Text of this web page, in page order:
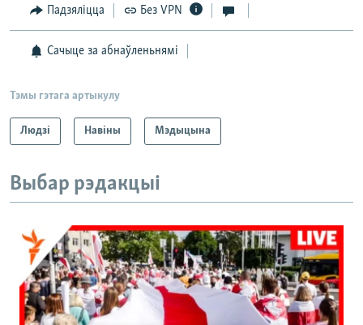
Падзяліцца Без VPN
Сачыце за абнаўленьнямі
Тэмы гэтага артыкулу
Людзі Навіны Мэдыцына
Выбар рэдакцыі